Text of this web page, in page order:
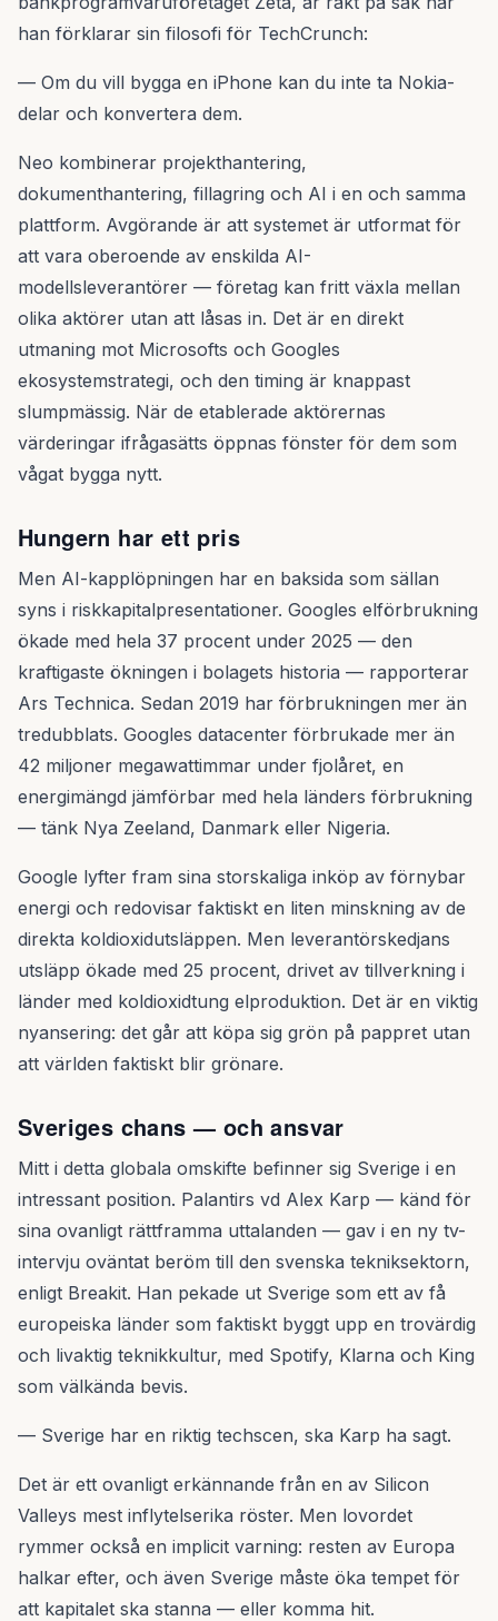
han förklarar sin filosofi för TechCrunch:
— Om du vill bygga en iPhone kan du inte ta Nokia-
delar och konvertera dem.
Neo kombinerar projekthantering,
dokumenthantering, fillagring och AI i en och samma
plattform. Avgörande är att systemet är utformat för
att vara oberoende av enskilda AI-
modellsleverantörer — företag kan fritt växla mellan
olika aktörer utan att låsas in. Det är en direkt
utmaning mot Microsofts och Googles
ekosystemstrategi, och den timing är knappast
slumpmässig. När de etablerade aktörernas
värderingar ifrågasätts öppnas fönster för dem som
vågat bygga nytt.
Hungern har ett pris
Men AI-kapplöpningen har en baksida som sällan
syns i riskkapitalpresentationer. Googles elförbrukning
ökade med hela 37 procent under 2025 — den
kraftigaste ökningen i bolagets historia — rapporterar
Ars Technica. Sedan 2019 har förbrukningen mer än
tredubblats. Googles datacenter förbrukade mer än
42 miljoner megawattimmar under fjolåret, en
energimängd jämförbar med hela länders förbrukning
— tänk Nya Zeeland, Danmark eller Nigeria.
Google lyfter fram sina storskaliga inköp av förnybar
energi och redovisar faktiskt en liten minskning av de
direkta koldioxidutsläppen. Men leverantörskedjans
utsläpp ökade med 25 procent, drivet av tillverkning i
länder med koldioxidtung elproduktion. Det är en viktig
nyansering: det går att köpa sig grön på pappret utan
att världen faktiskt blir grönare.
Sveriges chans — och ansvar
Mitt i detta globala omskifte befinner sig Sverige i en
intressant position. Palantirs vd Alex Karp — känd för
sina ovanligt rättframma uttalanden — gav i en ny tv-
intervju oväntat beröm till den svenska tekniksektorn,
enligt Breakit. Han pekade ut Sverige som ett av få
europeiska länder som faktiskt byggt upp en trovärdig
och livaktig teknikkultur, med Spotify, Klarna och King
som välkända bevis.
— Sverige har en riktig techscen, ska Karp ha sagt.
Det är ett ovanligt erkännande från en av Silicon
Valleys mest inflytelserika röster. Men lovordet
rymmer också en implicit varning: resten av Europa
halkar efter, och även Sverige måste öka tempet för
att kapitalet ska stanna — eller komma hit.